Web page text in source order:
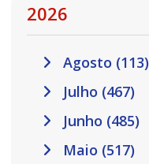
2026
Agosto (113)
Julho (467)
Junho (485)
Maio (517)